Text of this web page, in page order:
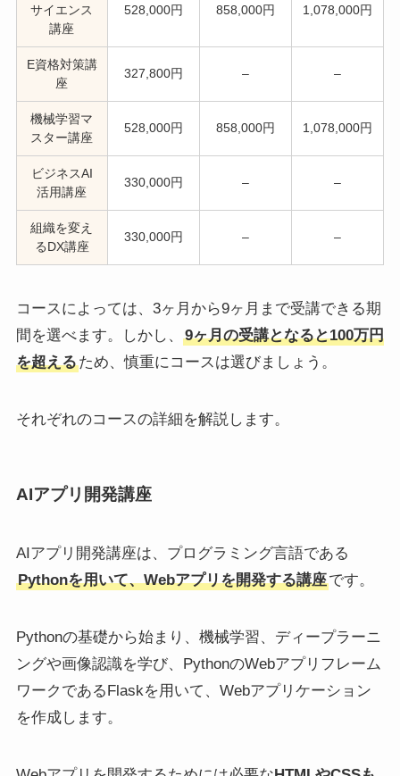
サイエンス
講座
528,000円 858,000円 1,078,000円
E資格対策講
座
327,800円 – –
機械学習マ
スター講座
528,000円 858,000円 1,078,000円
ビジネスAI
活用講座
330,000円 – –
組織を変え
るDX講座
330,000円 – –
コースによっては、3ヶ月から9ヶ月まで受講できる期
間を選べます。しかし、
9ヶ月の受講となると100万円
を超えるため、慎重にコースは選びましょう。
それぞれのコースの詳細を解説します。
AIアプリ開発講座
AIアプリ開発講座は、プログラミング言語である
Pythonを用いて、Webアプリを開発する講座です。
Pythonの基礎から始まり、機械学習、ディープラーニ
ングや画像認識を学び、PythonのWebアプリフレーム
ワークであるFlaskを用いて、Webアプリケーション
を作成します。